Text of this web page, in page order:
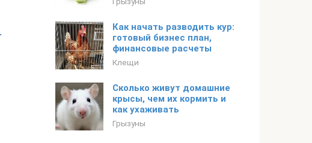
Как начать разводить кур:
готовый бизнес план,
финансовые расчеты
Клещи
Сколько живут домашние
крысы, чем их кормить и
как ухаживать
Грызуны